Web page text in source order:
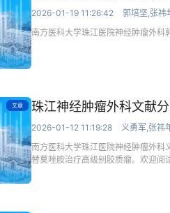
2026-01-19 11:26:42
郭培坚,张祎
南方医科大学珠江医院神经肿瘤外科
文章 珠江神经肿瘤外科文献
2026-01-12 11:19:28
义勇军,张祎
南方医科大学珠江医院神经肿瘤外
替莫唑胺治疗高级别胶质瘤。欢迎阅